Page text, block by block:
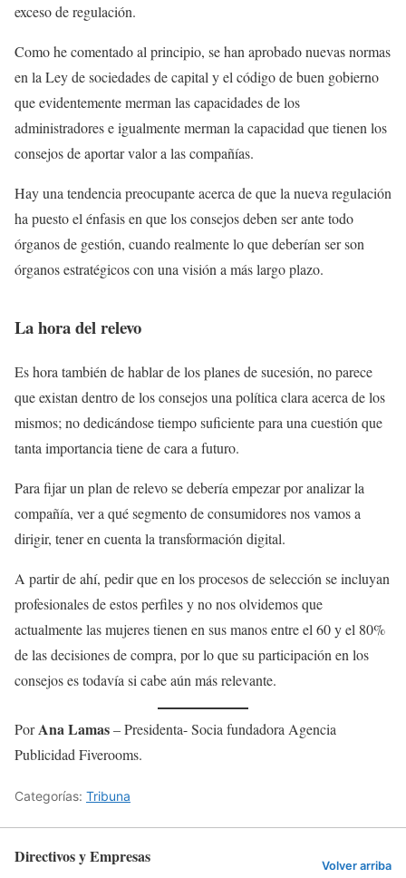
exceso de regulación.
Como he comentado al principio, se han aprobado nuevas normas
en la Ley de sociedades de capital y el código de buen gobierno
que evidentemente merman las capacidades de los
administradores e igualmente merman la capacidad que tienen los
consejos de aportar valor a las compañías.
Hay una tendencia preocupante acerca de que la nueva regulación
ha puesto el énfasis en que los consejos deben ser ante todo
órganos de gestión, cuando realmente lo que deberían ser son
órganos estratégicos con una visión a más largo plazo.
La hora del relevo
Es hora también de hablar de los planes de sucesión, no parece
que existan dentro de los consejos una política clara acerca de los
mismos; no dedicándose tiempo suficiente para una cuestión que
tanta importancia tiene de cara a futuro.
Para fijar un plan de relevo se debería empezar por analizar la
compañía, ver a qué segmento de consumidores nos vamos a
dirigir, tener en cuenta la transformación digital.
A partir de ahí, pedir que en los procesos de selección se incluyan
profesionales de estos perfiles y no nos olvidemos que
actualmente las mujeres tienen en sus manos entre el 60 y el 80%
de las decisiones de compra, por lo que su participación en los
consejos es todavía si cabe aún más relevante.
PorAna Lamas– Presidenta- Socia fundadora Agencia
Publicidad Fiverooms.
Categorías: Tribuna
Directivos y Empresas Volver arriba